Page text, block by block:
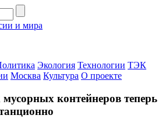
и мира
Экология Технологии ТЭК
Москва Культура О проекте
контейнеров теперь